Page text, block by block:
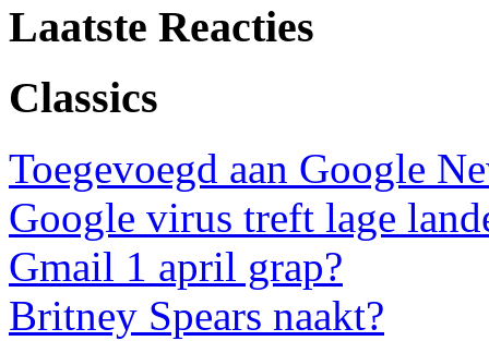
Laatste Reacties
Classics
Toegevoegd aan Google
Google virus treft lage
Gmail 1 april grap?
Britney Spears naakt?